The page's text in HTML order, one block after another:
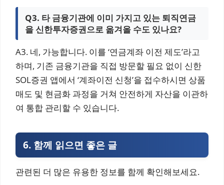
Q3. 타 금융기관에 이미 가지고 있는 퇴직연금
을 신한투자증권으로 옮겨올 수도 있나요?
A3. 네, 가능합니다. 이를 ‘연금계좌 이전 제도’라고
하며, 기존 금융기관을 직접 방문할 필요 없이 신한
SOL증권 앱에서 ‘계좌이전 신청’을 접수하시면 상품
매도 및 현금화 과정을 거쳐 안전하게 자산을 이관하
여 통합 관리할 수 있습니다.
6. 함께 읽으면 좋은 글
관련된 더 많은 유용한 정보를 함께 확인해보세요.